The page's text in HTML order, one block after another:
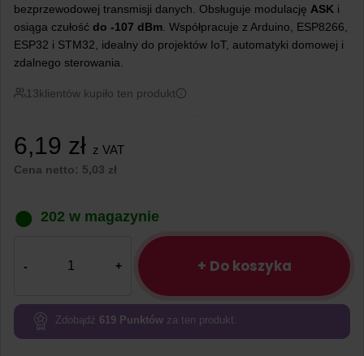
bezprzewodowej transmisji danych. Obsługuje modulację ASK i
osiąga czułość do -107 dBm . Współpracuje z Arduino, ESP8266,
ESP32 i STM32, idealny do projektów IoT, automatyki domowej i
zdalnego sterowania.
13klientów kupiło ten produkt
6,19 zł z VAT
Cena netto: 5,03 zł
202 w magazynie
SYN480R
+ Do koszyka
Zdobądź 619 Punktów za ten produkt.